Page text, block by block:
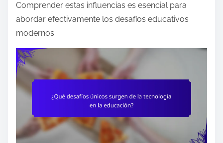
Comprender estas influencias es esencial para
abordar efectivamente los desafíos educativos
modernos.